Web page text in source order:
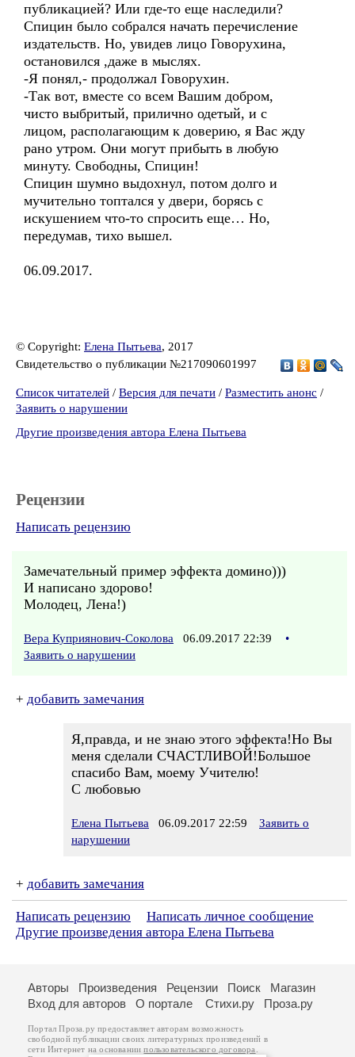
публикацией? Или где-то еще наследили?
Спицин было собрался начать перечисление
издательств. Но, увидев лицо Говорухина,
остановился ,даже в мыслях.
-Я понял,- продолжал Говорухин.
-Так вот, вместе со всем Вашим добром,
чисто выбритый, прилично одетый, и с
лицом, располагающим к доверию, я Вас жду
рано утром. Они могут прибыть в любую
минуту. Свободны, Спицин!
Спицин шумно выдохнул, потом долго и
мучительно топтался у двери, борясь с
искушением что-то спросить еще… Но,
передумав, тихо вышел.
06.09.2017.
© Copyright: Елена Пытьева, 2017
Свидетельство о публикации №217090601997
Список читателей / Версия для печати / Разместить анонс /
Заявить о нарушении
Другие произведения автора Елена Пытьева
Рецензии
Написать рецензию
Замечательный пример эффекта домино)))
И написано здорово!
Молодец, Лена!)
Вера Куприянович-Соколова 06.09.2017 22:39
•
Заявить о нарушении
+ добавить замечания
Я,правда, и не знаю этого эффекта!Но Вы
меня сделали СЧАСТЛИВОЙ!Большое
спасибо Вам, моему Учителю!
С любовью
Елена Пытьева 06.09.2017 22:59
Заявить о
нарушении
+ добавить замечания
Написать рецензию
Написать личное сообщение
Другие произведения автора Елена Пытьева
Авторы Произведения Рецензии Поиск
Магазин
Вход для авторов
О портале Стихи.ру Проза.ру
Портал Проза.ру предоставляет авторам возможность
свободной публикации своих литературных произведений в
сети Интернет на основаниипользовательского договора